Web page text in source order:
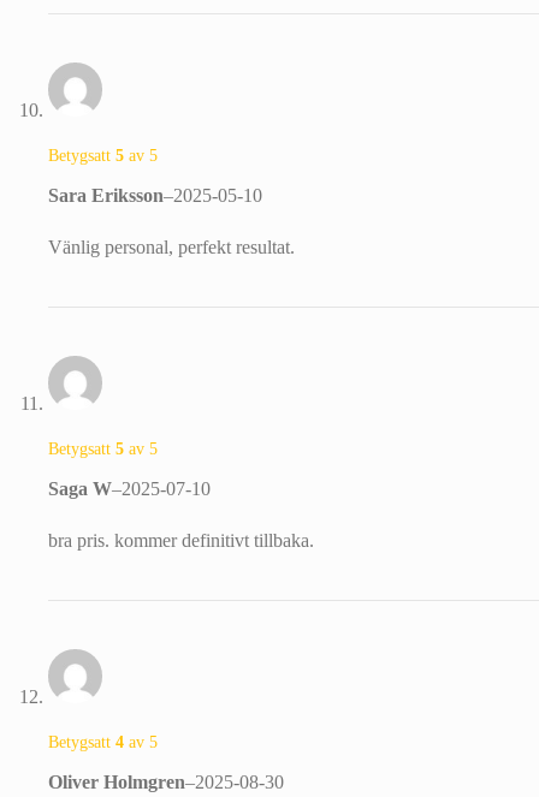
Betygsatt 5 av 5
Sara Eriksson–2025-05-10
Vänlig personal, perfekt resultat.
Betygsatt 5 av 5
Saga W–2025-07-10
bra pris. kommer definitivt tillbaka.
Betygsatt 4 av 5
Oliver Holmgren–2025-08-30